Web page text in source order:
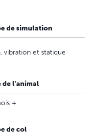
et corrigez en toute
en achetant un
; les
de simulation
vibration et statique
de l'animal
+
de col